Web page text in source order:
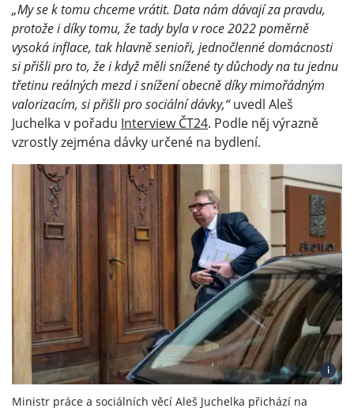
„My se k tomu chceme vrátit. Data nám dávají za pravdu,
protože i díky tomu, že tady byla v roce 2022 poměrně
vysoká inflace, tak hlavně senioři, jednočlenné domácnosti
si přišli pro to, že i když měli snížené ty důchody na tu jednu
třetinu reálných mezd i snížení obecně díky mimořádným
valorizacím, si přišli pro sociální dávky,“uvedl Aleš
Juchelka v pořadu Interview ČT24. Podle něj výrazně
vzrostly zejména dávky určené na bydlení.
i
Ministr práce a sociálních věcí Aleš Juchelka přichází na